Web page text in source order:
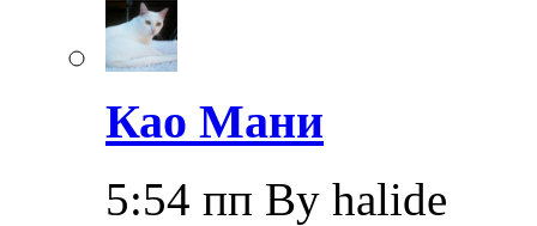
Као Мани
5:54 пп By halide